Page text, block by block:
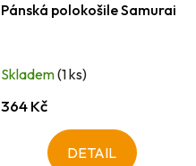
Pánská polokošile Samurai
Skladem(1 ks)
364 Kč
DETAIL